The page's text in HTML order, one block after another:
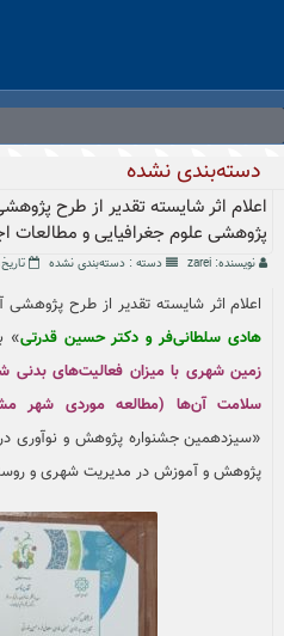
دسته‌بندی نشده
اعلام اثر شایسته تقدیر از طرح
پژوهشی علوم جغرافیایی و مطالعات
نویسنده: zarei دسته : دسته‌بندی نشده تاریخ۳۱ خرداد ۱۴۰۲
اعلام اثر شایسته تقدیر از طرح پژوهشی
هادی سلطانی‌فر و دکتر حسین قدرتی»
زمین شهری با میزان فعالیت‌های بدنی
سلامت آن‌ها (مطالعه موردی شهر
«سیزدهمین جشنواره پژوهش و نوآوری
پژوهش و آموزش در مدیریت شهری و